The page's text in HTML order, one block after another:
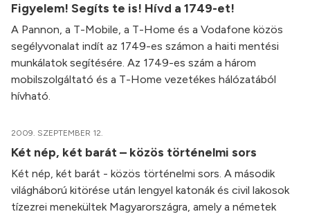
Figyelem! Segíts te is! Hívd a 1749-et!
A Pannon, a T-Mobile, a T-Home és a Vodafone közös
segélyvonalat indít az 1749-es számon a haiti mentési
munkálatok segítésére. Az 1749-es szám a három
mobilszolgáltató és a T-Home vezetékes hálózatából
hívható.
2009. SZEPTEMBER 12.
Két nép, két barát – közös történelmi sors
Két nép, két barát - közös történelmi sors. A második
világháború kitörése után lengyel katonák és civil lakosok
tízezrei menekültek Magyarországra, amely a németek